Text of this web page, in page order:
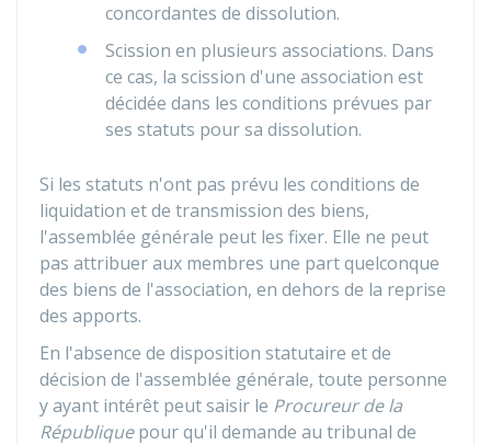
concordantes de dissolution.
Scission en plusieurs associations. Dans
ce cas, la scission d'une association est
décidée dans les conditions prévues par
ses statuts pour sa dissolution.
Si les statuts n'ont pas prévu les conditions de
liquidation et de transmission des biens,
l'assemblée générale peut les fixer. Elle ne peut
pas attribuer aux membres une part quelconque
des biens de l'association, en dehors de la reprise
des apports.
En l'absence de disposition statutaire et de
décision de l'assemblée générale, toute personne
y ayant intérêt peut saisir le Procureur de la
Républiquepour qu'il demande au tribunal de